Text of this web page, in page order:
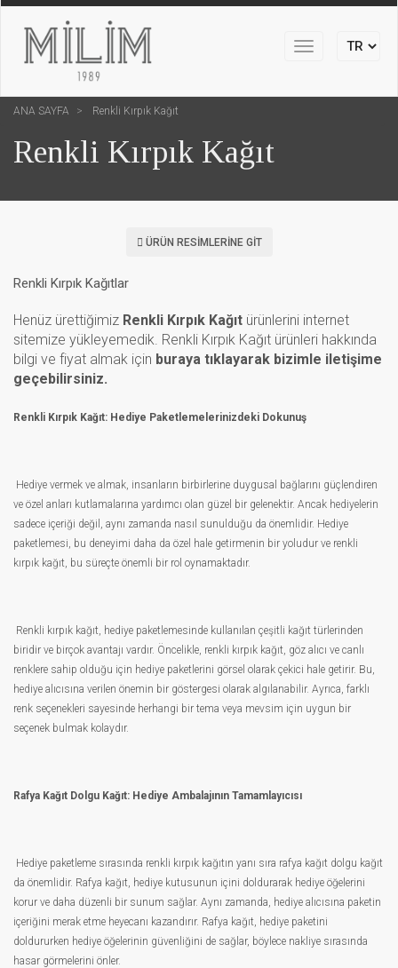
Toggle
ANA SAYFA Renkli Kırpık Kağıt
Renkli Kırpık Kağıt
ÜRÜN RESIMLERINE GIT
Renkli Kırpık Kağıtlar
Henüz ürettiğimiz Renkli Kırpık Kağıt ürünlerini internet
sitemize yükleyemedik. Renkli Kırpık Kağıt ürünleri hakkında
bilgi ve fiyat almak için buraya tıklayarak bizimle iletişime
geçebilirsiniz.
Renkli Kırpık Kağıt: Hediye Paketlemelerinizdeki Dokunuş
Hediye vermek ve almak, insanların birbirlerine duygusal bağlarını güçlendiren
ve özel anları kutlamalarına yardımcı olan güzel bir gelenektir. Ancak hediyelerin
sadece içeriği değil, aynı zamanda nasıl sunulduğu da önemlidir. Hediye
paketlemesi, bu deneyimi daha da özel hale getirmenin bir yoludur ve renkli
kırpık kağıt, bu süreçte önemli bir rol oynamaktadır.
Renkli kırpık kağıt, hediye paketlemesinde kullanılan çeşitli kağıt türlerinden
biridir ve birçok avantajı vardır. Öncelikle, renkli kırpık kağıt, göz alıcı ve canlı
renklere sahip olduğu için hediye paketlerini görsel olarak çekici hale getirir. Bu,
hediye alıcısına verilen önemin bir göstergesi olarak algılanabilir. Ayrıca, farklı
renk seçenekleri sayesinde herhangi bir tema veya mevsim için uygun bir
seçenek bulmak kolaydır.
Rafya Kağıt Dolgu Kağıt: Hediye Ambalajının Tamamlayıcısı
Hediye paketleme sırasında renkli kırpık kağıtın yanı sıra rafya kağıt dolgu kağıt
da önemlidir. Rafya kağıt, hediye kutusunun içini doldurarak hediye öğelerini
korur ve daha düzenli bir sunum sağlar. Aynı zamanda, hediye alıcısına paketin
içeriğini merak etme heyecanı kazandırır. Rafya kağıt, hediye paketini
doldururken hediye öğelerinin güvenliğini de sağlar, böylece nakliye sırasında
hasar görmelerini önler.